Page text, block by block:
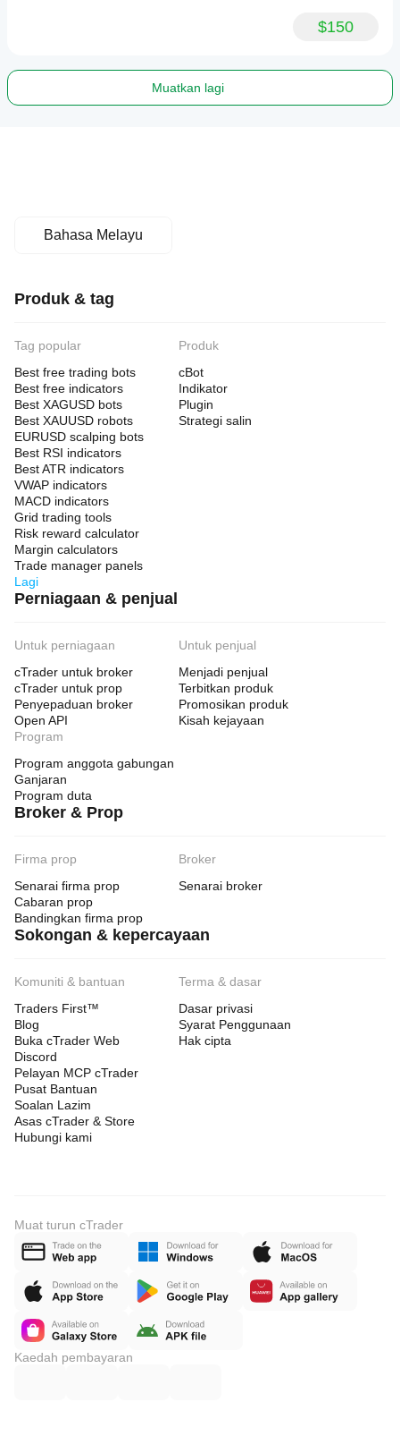
$150
Muatkan lagi
Bahasa Melayu
Produk & tag
Tag popular
Best free trading bots
Best free indicators
Best XAGUSD bots
Best XAUUSD robots
EURUSD scalping bots
Best RSI indicators
Best ATR indicators
VWAP indicators
MACD indicators
Grid trading tools
Risk reward calculator
Margin calculators
Trade manager panels
Lagi
Produk
cBot
Indikator
Plugin
Strategi salin
Perniagaan & penjual
Untuk perniagaan
cTrader untuk broker
cTrader untuk prop
Penyepaduan broker
Open API
Untuk penjual
Menjadi penjual
Terbitkan produk
Promosikan produk
Kisah kejayaan
Program
Program anggota gabungan
Ganjaran
Program duta
Broker & Prop
Firma prop
Senarai firma prop
Cabaran prop
Bandingkan firma prop
Broker
Senarai broker
Sokongan & kepercayaan
Komuniti & bantuan
Traders First™
Blog
Buka cTrader Web
Discord
Pelayan MCP cTrader
Pusat Bantuan
Soalan Lazim
Asas cTrader & Store
Hubungi kami
Terma & dasar
Dasar privasi
Syarat Penggunaan
Hak cipta
Muat turun cTrader
Kaedah pembayaran